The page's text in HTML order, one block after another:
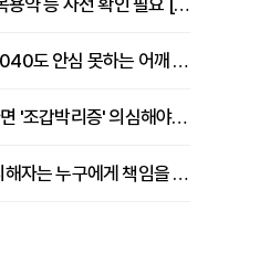
휴가철 건강검진, 금식·복용약 등 사전 확인 필요 [정도감 원장 칼럼]
"40대인데 오십견?"...3040도 안심 못하는 어깨 유착성 관절낭염
손발톱 들뜨고 벗겨진다면 '조갑박리증' 의심해야 [김철윤 원장 칼럼]
자율주행자동차 사고, 피해자는 누구에게 책임을 물을 수 있을까